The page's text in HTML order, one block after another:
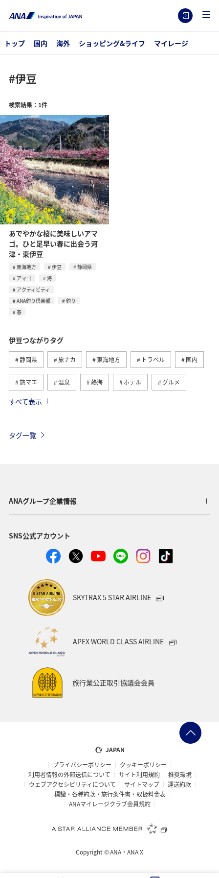
トップ 国内 海外 ショッピング&ライフ マイレージ
#伊豆
検索結果：1件
あでやかな桜に美味しいアマ
ゴ。ひと足早い春に出会う河
津・東伊豆
東海地方 伊豆
静岡県
アマゴ
海
アクティビティ
ANA釣り倶楽部
釣り
春
伊豆つながりタグ
静岡県 旅ナカ 東海地方 トラベル 国内
旅マエ 温泉 熱海 ホテル グルメ
旅館
すべて表示
タグ一覧
ANAグループ企業情報
SNS公式アカウント
SKYTRAX 5 STAR AIRLINE
APEX WORLD CLASS AIRLINE
旅行業公正取引協議会会員
JAPAN
プライバシーポリシー
クッキーポリシー
利用者情報の外部送信について
サイト利用規約
推奨環境
ウェブアクセシビリティについて
サイトマップ
運送約款
標識・各種約款・旅行条件書・取扱料金表
ANAマイレージクラブ会員規約
Copyright ©ANA・ANA X